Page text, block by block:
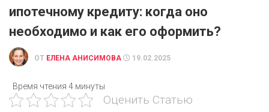
ипотечному кредиту: когда оно
необходимо и как его оформить?
ОТ ЕЛЕНА АНИСИМОВА 19.02.2025
Время чтения 4 минуты
Оценить Статью